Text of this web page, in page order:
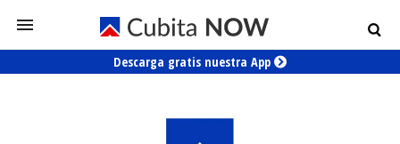
Descarga gratis nuestra App